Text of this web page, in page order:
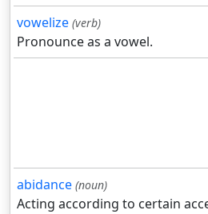
vowelize (verb)
Pronounce as a vowel.
abidance (noun)
Acting according to certain